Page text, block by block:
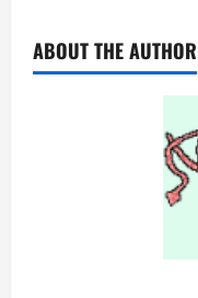
ABOUT THE AUTHOR